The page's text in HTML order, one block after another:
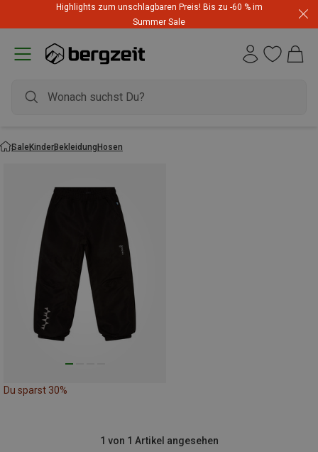
Highlights zum unschlagbaren Preis! Bis zu -60 % im
Summer Sale
SaleKinderBekleidungHosen
Du sparst 30%
1 von 1 Artikel angesehen